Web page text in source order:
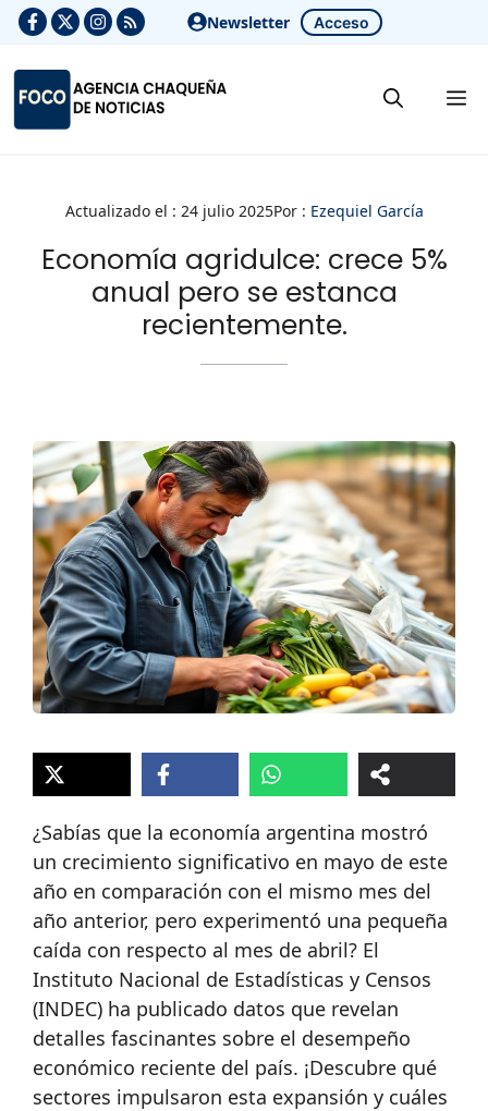
Saltar
contenido
Newsletter Acceso
Actualizado el : 24 julio 2025Por : Ezequiel García
Economía agridulce: crece 5%
anual pero se estanca
recientemente.
¿Sabías que la economía argentina mostró
un crecimiento significativo en mayo de este
año en comparación con el mismo mes del
año anterior, pero experimentó una pequeña
caída con respecto al mes de abril? El
Instituto Nacional de Estadísticas y Censos
(INDEC) ha publicado datos que revelan
detalles fascinantes sobre el desempeño
económico reciente del país. ¡Descubre qué
sectores impulsaron esta expansión y cuáles